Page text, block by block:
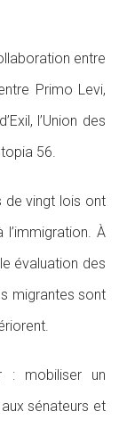
entre
Primo Levi,
l’Union des
56.
de vingt lois ont
À
évaluation des
migrantes sont
: mobiliser un
sénateurs et